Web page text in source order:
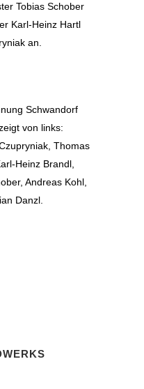
Tobias Schober
Karl-Heinz Hartl
an.
Schwandorf
von links:
Thomas
Heinz Brandl,
Andreas Kohl,
Danzl.